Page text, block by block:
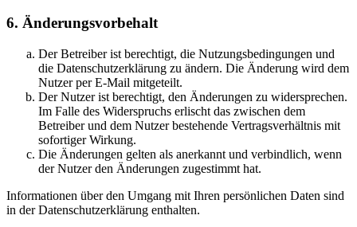
6. Änderungsvorbehalt
Der Betreiber ist berechtigt, die Nutzungsbedingungen und
die Datenschutzerklärung zu ändern. Die Änderung wird dem
Nutzer per E-Mail mitgeteilt.
Der Nutzer ist berechtigt, den Änderungen zu widersprechen.
Im Falle des Widerspruchs erlischt das zwischen dem
Betreiber und dem Nutzer bestehende Vertragsverhältnis mit
sofortiger Wirkung.
Die Änderungen gelten als anerkannt und verbindlich, wenn
der Nutzer den Änderungen zugestimmt hat.
Informationen über den Umgang mit Ihren persönlichen Daten sind
in der Datenschutzerklärung enthalten.